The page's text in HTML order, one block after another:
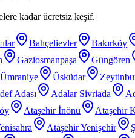
kadar ücretsiz keşif.
Bahçelievler Bakırköy
Gaziosmanpaşa Güngören
Ümraniye Üsküdar
Adası Adalar Sivriada
Ataşehir İnönü Ataşehir
Ataşehir Yenişehir